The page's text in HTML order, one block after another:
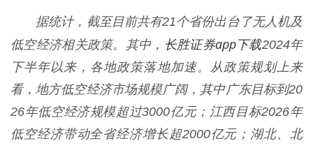
据统计，截至目前共有21个省份出台了无人机及
低空经济相关政策。其中， 长胜证券app下载2024年
下半年以来，各地政策落地加速。从政策规划上来
看，地方低空经济市场规模广阔，其中广东目标到20
26年低空经济规模超过3000亿元；江西目标2026年
低空经济带动全省经济增长超2000亿元；湖北、北